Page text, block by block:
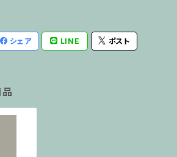
シェア LINE ポスト